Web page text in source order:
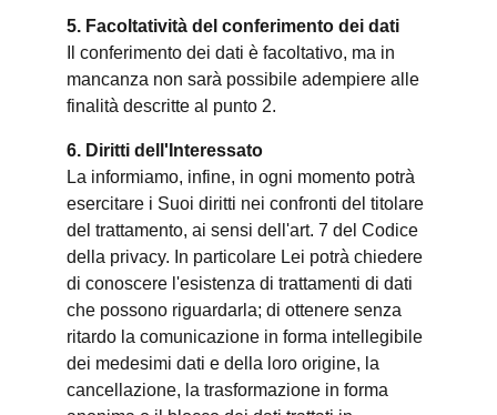
5. Facoltatività del conferimento dei dati
Il conferimento dei dati è facoltativo, ma in
mancanza non sarà possibile adempiere alle
finalità descritte al punto 2.
6. Diritti dell'Interessato
La informiamo, infine, in ogni momento potrà
esercitare i Suoi diritti nei confronti del titolare
del trattamento, ai sensi dell'art. 7 del Codice
della privacy. In particolare Lei potrà chiedere
di conoscere l'esistenza di trattamenti di dati
che possono riguardarla; di ottenere senza
ritardo la comunicazione in forma intellegibile
dei medesimi dati e della loro origine, la
cancellazione, la trasformazione in forma